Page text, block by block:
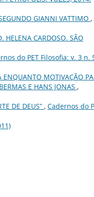
GIANNI VATTIMO ,
HELENA CARDOSO. SÃO
do PET Filosofia: v. 3 n.
ENQUANTO MOTIVAÇÃO
E HANS JONAS ,
DE DEUS” , Cadernos do